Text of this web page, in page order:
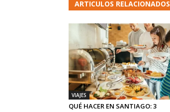
ARTICULOS RELACIONADOS
VIAJES
QUÉ HACER EN SANTIAGO: 3